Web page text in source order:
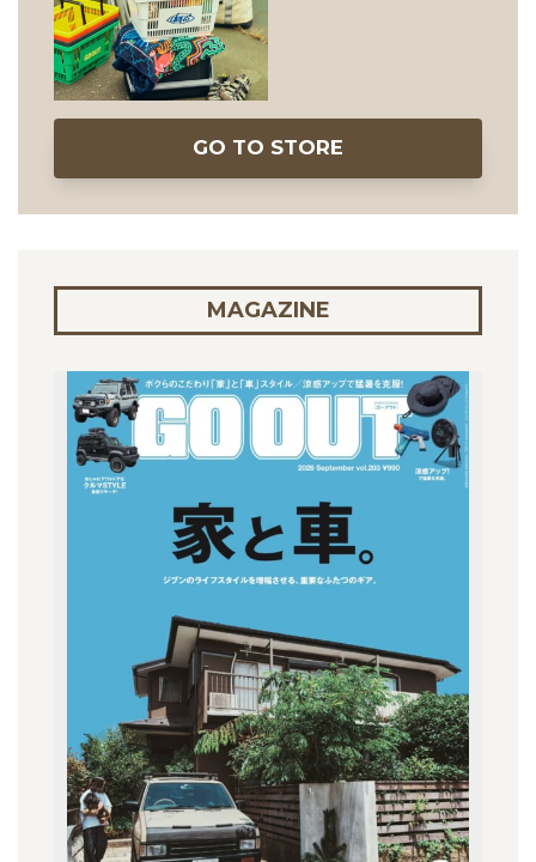
GO TO STORE
MAGAZINE